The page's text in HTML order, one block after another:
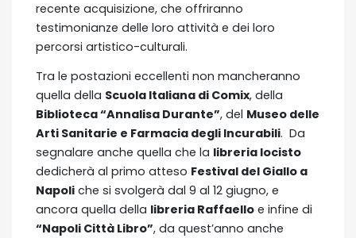
recente acquisizione, che offriranno
testimonianze delle loro attività e dei loro
percorsi artistico-culturali.
Tra le postazioni eccellenti non mancheranno
quella della Scuola Italiana di Comix, della
Biblioteca “Annalisa Durante”, del Museo delle
Arti Sanitarie e Farmacia degli Incurabili. Da
segnalare anche quella che la libreria Iocisto
dedicherà al primo atteso Festival del Giallo a
Napoli che si svolgerà dal 9 al 12 giugno, e
ancora quella della libreria Raffaello e infine di
“Napoli Città Libro”, da quest’anno anche